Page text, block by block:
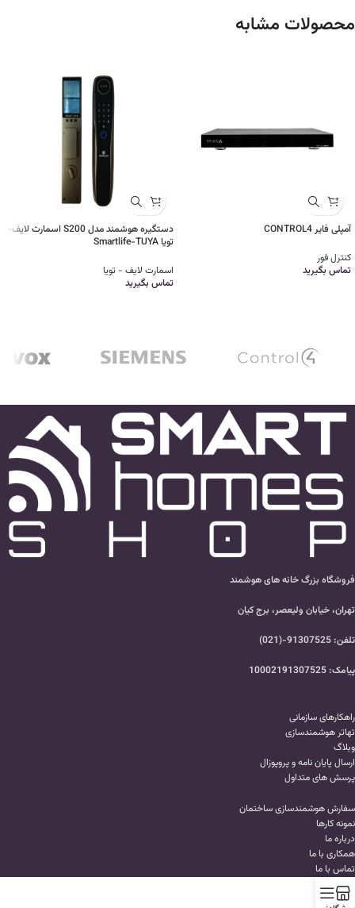
محصولات مشابه
آمپلی فایر CONTROL4
کنترل فور
تماس بگیرید
دستگیره هوشمند مدل S200 اسمارت لایف-
تویا Smartlife-TUYA
اسمارت لایف - تویا
تماس بگیرید
فروشگاه بزرگ خانه های هوشمند
تهران، خیابان ولیعصر، برج کیان
تلفن: 91307525-(021)
پیامک: 10002191307525
راهکارهای سازمانی
تهاتر هوشمندسازی
وبلاگ
ارسال پایان نامه و پروپوزال
پرسش های متداول
سفارش هوشمندسازی ساختمان
نمونه کارها
درباره ما
همکاری با ما
تماس با ما